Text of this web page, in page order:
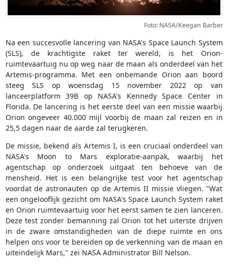
Foto: NASA/Keegan Barber
Na een succesvolle lancering van NASA's Space Launch System
(SLS), de krachtigste raket ter wereld, is het Orion-
ruimtevaartuig nu op weg naar de maan als onderdeel van het
Artemis-programma. Met een onbemande Orion aan boord
steeg SLS op woensdag 15 november 2022 op van
lanceerplatform 39B op NASA's Kennedy Space Center in
Florida. De lancering is het eerste deel van een missie waarbij
Orion ongeveer 40.000 mijl voorbij de maan zal reizen en in
25,5 dagen naar de aarde zal terugkeren.
De missie, bekend als Artemis I, is een cruciaal onderdeel van
NASA's Moon to Mars exploratie-aanpak, waarbij het
agentschap op onderzoek uitgaat ten behoeve van de
mensheid. Het is een belangrijke test voor het agentschap
voordat de astronauten op de Artemis II missie vliegen. "Wat
een ongelooflijk gezicht om NASA's Space Launch System raket
en Orion ruimtevaartuig voor het eerst samen te zien lanceren.
Deze test zonder bemanning zal Orion tot het uiterste drijven
in de zware omstandigheden van de diepe ruimte en ons
helpen ons voor te bereiden op de verkenning van de maan en
uiteindelijk Mars," zei NASA Administrator Bill Nelson.